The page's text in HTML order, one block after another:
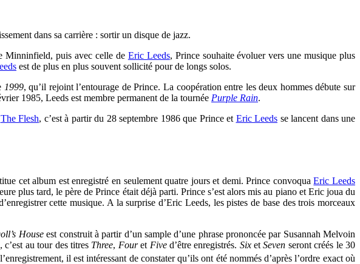
dans sa carrière : sortir un disque de jazz.
Minninfield, puis avec celle de Eric Leeds, Prince souhaite évoluer vers une musique plus
est de plus en plus souvent sollicité pour de longs solos.
1999, qu’il rejoint l’entourage de Prince. La coopération entre les deux hommes débute sur
1985, Leeds est membre permanent de la tournée Purple Rain.
The Flesh, c’est à partir du 28 septembre 1986 que Prince et Eric Leeds se lancent dans une
cet album est enregistré en seulement quatre jours et demi. Prince convoquaEric Leeds
plus tard, le père de Prince était déjà parti. Prince s’est alors mis au piano et Eric joua du
cette musique. A la surprise d’Eric Leeds, les pistes de base des trois morceaux
Houseest construit à partir d’un sample d’une phrase prononcée par Susannah Melvoin
c’est au tour des titres Three, Fouret Fived’être enregistrés. SixetSeven seront créés le 30
il est intéressant de constater qu’ils ont été nommés d’après l’ordre exact où